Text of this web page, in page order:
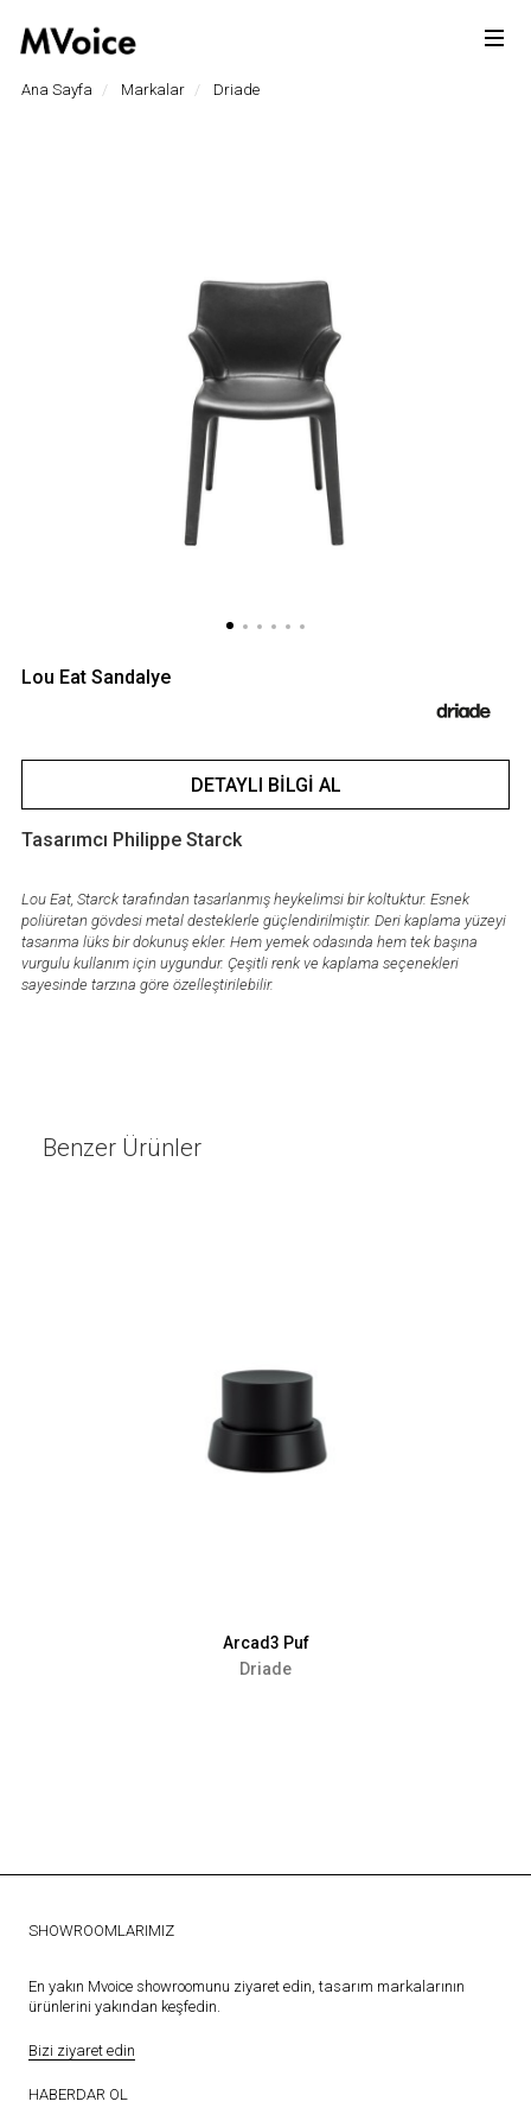
Ana Sayfa Markalar Driade
Lou Eat Sandalye
DETAYLI BILGI AL
Tasarımcı Philippe Starck
Lou Eat, Starck tarafından tasarlanmış heykelimsi bir koltuktur. Esnek
poliüretan gövdesi metal desteklerle güçlendirilmiştir. Deri kaplama yüzeyi
tasarıma lüks bir dokunuş ekler. Hem yemek odasında hem tek başına
vurgulu kullanım için uygundur. Çeşitli renk ve kaplama seçenekleri
sayesinde tarzına göre özelleştirilebilir.
Benzer Ürünler
Arcad3 Puf
Driade
SHOWROOMLARIMIZ
En yakın Mvoice showroomunu ziyaret edin, tasarım markalarının
ürünlerini yakından keşfedin.
Bizi ziyaret edin
HABERDAR OL